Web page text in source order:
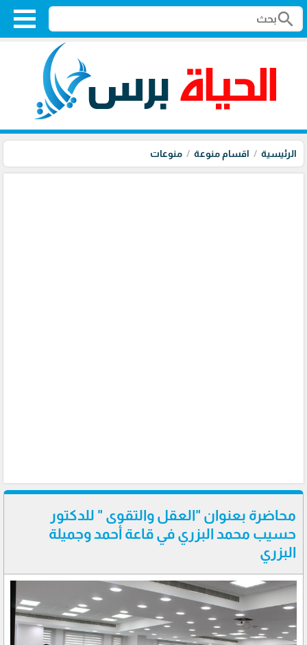
search
الرئيسية اقسام منوعة منوعات
محاضرة بعنوان "العقل والتقوى " للدكتور
حسيب محمد البزري في قاعة أحمد وجميلة
البزري